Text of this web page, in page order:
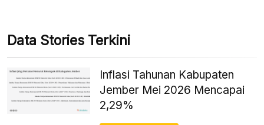
Data Stories Terkini
Inflasi Tahunan Kabupaten
Jember Mei 2026 Mencapai
2,29%